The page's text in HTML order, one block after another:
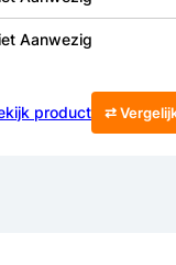
Aanwezig
product ⇄